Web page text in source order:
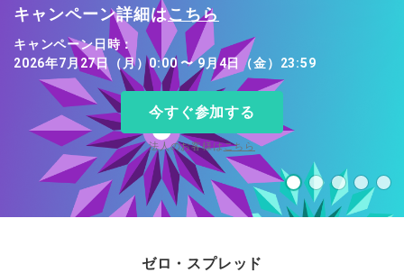
株式CFD
株価指数CFD
エネルギーCFD
貴金属CFD
ソフトコモディティCFD
NEW
バトルCFD
入出金方法
レバレッジ
NEW
約定率
取引時間
取引計算シミュレーター
注文執行ポリシー
経済指標・予測カレンダー
休眠口座と凍結口座
ゼロ口座
デモ口座
ウォレット口座
NEW
開設方法
MT5
cTrader
AXIORYアプリ
AXIORYポータル
MT4/MT5 ヒストリカルデータ
EA(エキスパートアドバイザー)
カスタムインジケーター
日本時間表示インジケータ
ストライク インジケータ
MQLシグナル
NEW
通貨インデックス
パートナーシップ・プログラム
イントロデュース・パートナープログラム（IP）
特別・VIPプログラム
NEW
ニュース
ニュースリリース
お知らせ
マーケットニュース
コーポレートニュース
キャンペーン
トレードガイド
NEW
会社概要
企業情報
会社概要
役員紹介
お問合せ
よくあるご質問
عربى
English
口座開設する
デモ口座を開設する
キャンペーン詳細はこちら
キャンペーン日時：
2026年7月27日（月）0:00 〜 9月4日（金）23:59
今すぐ参加する
法人のお客様はこちら
ゼロ・スプレッド